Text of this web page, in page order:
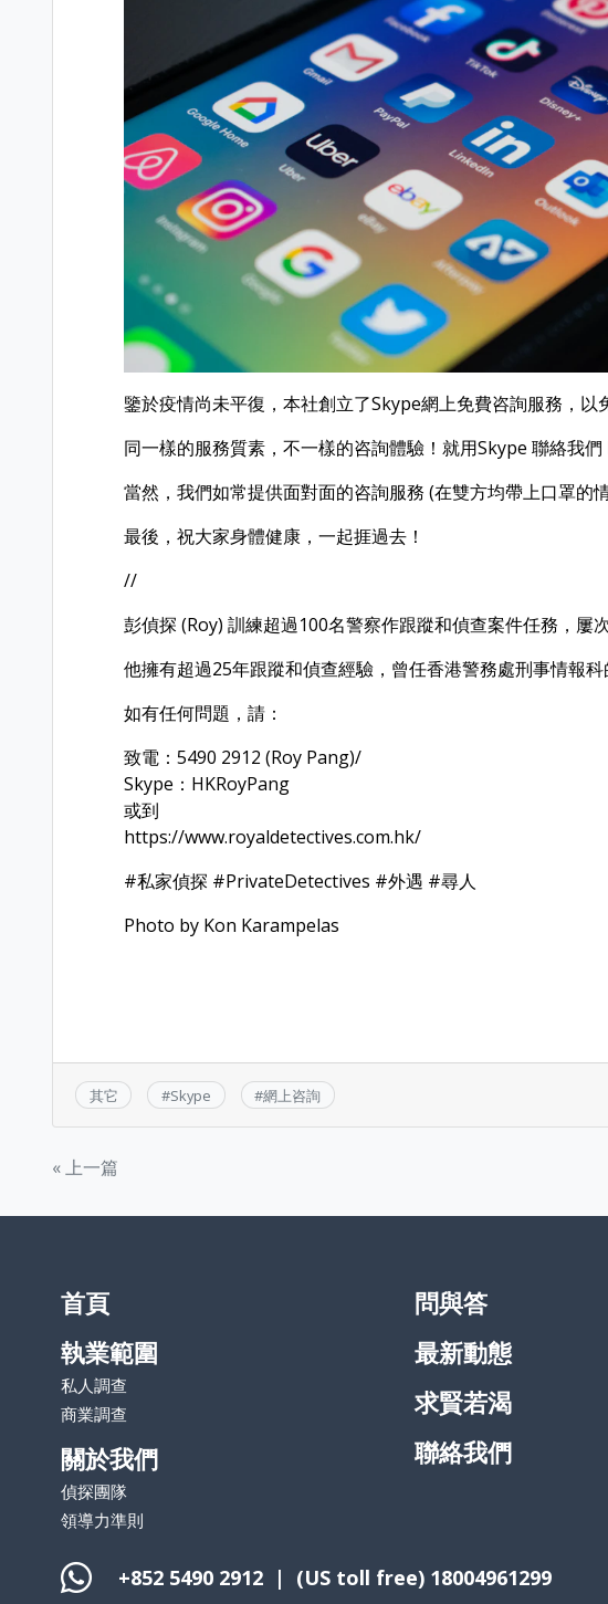
鑒於疫情尚未平復，本社創立了Skype網上免費咨詢服務，以
同一樣的服務質素，不一樣的咨詢體驗！就用Skype 聯絡我們
當然，我們如常提供面對面的咨詢服務 (在雙方均帶上口罩的情
最後，祝大家身體健康，一起捱過去！
//
彭偵探 (Roy) 訓練超過100名警察作跟蹤和偵查案件任務，屢
他擁有超過25年跟蹤和偵查經驗，曾任香港警務處刑事情報科
如有任何問題，請：
致電：5490 2912 (Roy Pang)/
Skype：HKRoyPang
或到
https://www.royaldetectives.com.hk/
#私家偵探 #PrivateDetectives #外遇 #尋人
Photo by Kon Karampelas
其它 #Skype #網上咨詢
Post
navigation
« 上一篇
首頁
執業範圍
私人調查
商業調查
關於我們
偵探團隊
領導力準則
問與答
最新動態
求賢若渴
聯絡我們
+852 5490 2912 | (US toll free) 18004961299